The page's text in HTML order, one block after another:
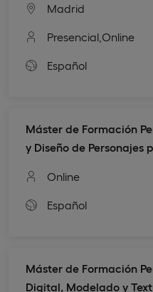
Madrid
Presencial, Online
Español
Máster de Formación
y Diseño de Personajes
Online
Español
Máster de Formación
Digital, Modelado y